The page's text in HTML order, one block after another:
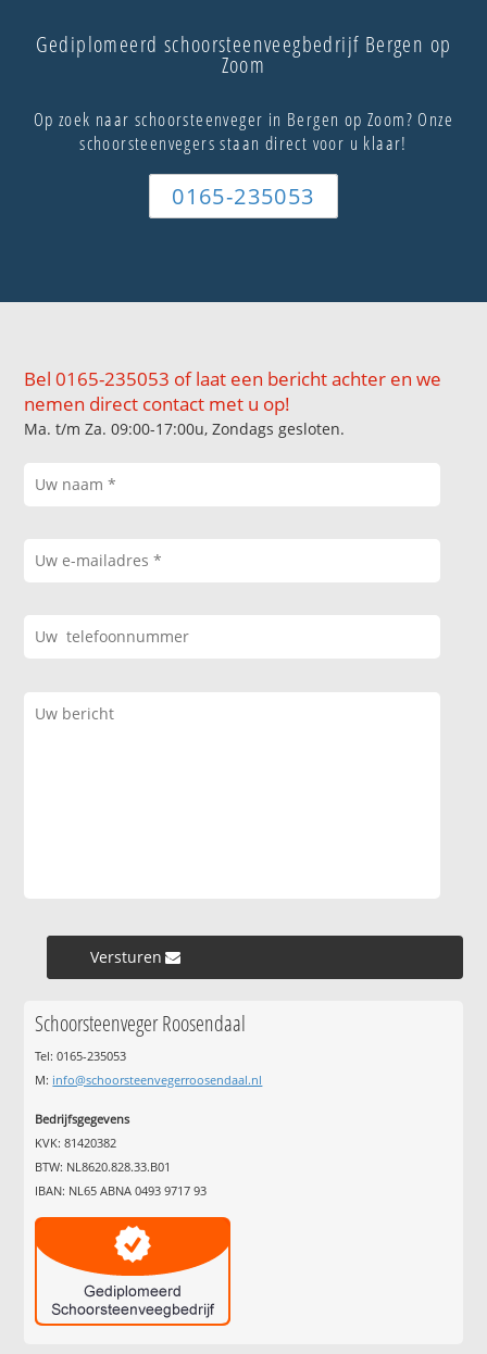
Gediplomeerd schoorsteenveegbedrijf Bergen op
Zoom
Op zoek naar schoorsteenveger in Bergen op Zoom? Onze
schoorsteenvegers staan direct voor u klaar!
0165-235053
Bel 0165-235053 of laat een bericht achter en we
nemen direct contact met u op!
Ma. t/m Za. 09:00-17:00u, Zondags gesloten.
Versturen »
Schoorsteenveger Roosendaal
Tel: 0165-235053
M: info@schoorsteenvegerroosendaal.nl
Bedrijfsgegevens
KVK: 81420382
BTW: NL8620.828.33.B01
IBAN: NL65 ABNA 0493 9717 93